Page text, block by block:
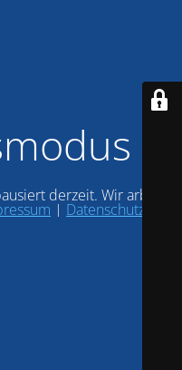
derzeit. Wir arbeiten
| Datenschutz